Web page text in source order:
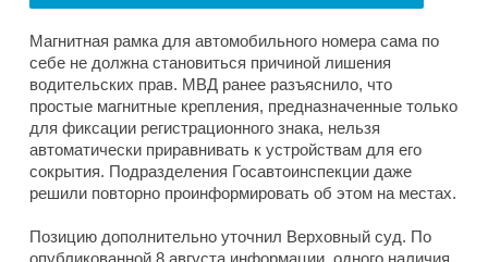
Магнитная рамка для автомобильного номера сама по
себе не должна становиться причиной лишения
водительских прав. МВД ранее разъяснило, что
простые магнитные крепления, предназначенные только
для фиксации регистрационного знака, нельзя
автоматически приравнивать к устройствам для его
сокрытия. Подразделения Госавтоинспекции даже
решили повторно проинформировать об этом на местах.
Позицию дополнительно уточнил Верховный суд. По
опубликованной 8 августа информации, одного наличия